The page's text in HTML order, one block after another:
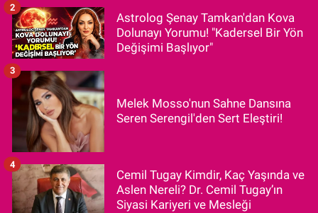
Astrolog Şenay Tamkan'dan Kova
Dolunayı Yorumu! "Kadersel Bir Yön
Değişimi Başlıyor"
2
Melek Mosso'nun Sahne Dansına
Seren Serengil'den Sert Eleştiri!
3
Cemil Tugay Kimdir, Kaç Yaşında ve
Aslen Nereli? Dr. Cemil Tugay’ın
Siyasi Kariyeri ve Mesleği
4